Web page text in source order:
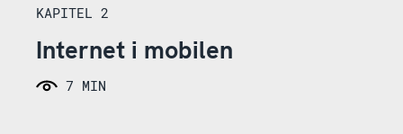
KAPITEL 2
Internet i mobilen
7 MIN